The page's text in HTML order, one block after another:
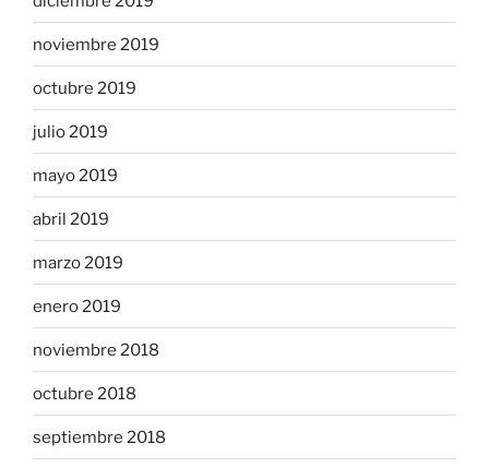
noviembre 2019
octubre 2019
julio 2019
mayo 2019
abril 2019
marzo 2019
enero 2019
noviembre 2018
octubre 2018
septiembre 2018